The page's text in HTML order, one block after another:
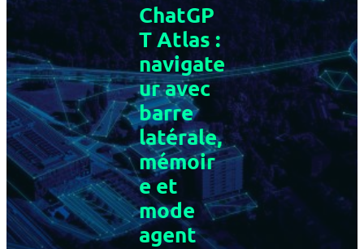
ChatGP
T Atlas :
navigate
ur avec
barre
latérale,
mémoir
e et
mode
agent